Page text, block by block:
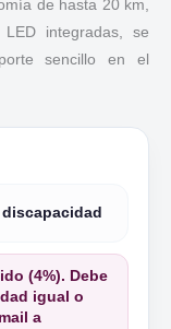
de hasta 20 km,
integradas, se
sencillo en el
(4%). Debe
igual o
a